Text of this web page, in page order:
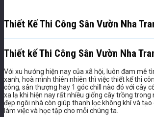
Thiết Kế Thi Công Sân Vườn Nha
Thiết kế Thi Công Sân Vườn Nha
Với xu hướng hiện nay của xã hội, luôn đam mê
xanh, hoà mình thiên nhiên thì việc thiết kế thi
công, sân thượng hay 1 góc chill nào đó với cây
xa lạ khi hiện nay rất nhiều giống cây trồng trong
đẹp ngôi nhà còn giúp thanh lọc không khí và
làm việc và học tập cho mỗi chúng ta.